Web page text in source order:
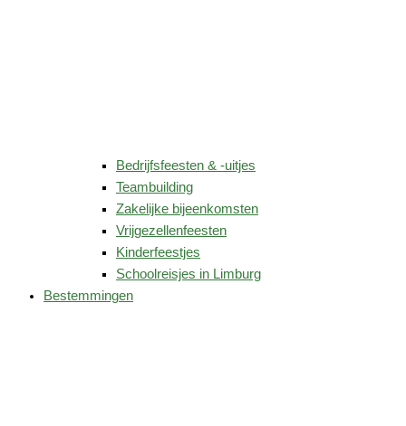
Bedrijfsfeesten & -uitjes
Teambuilding
Zakelijke bijeenkomsten
Vrijgezellenfeesten
Kinderfeestjes
Schoolreisjes in Limburg
Bestemmingen